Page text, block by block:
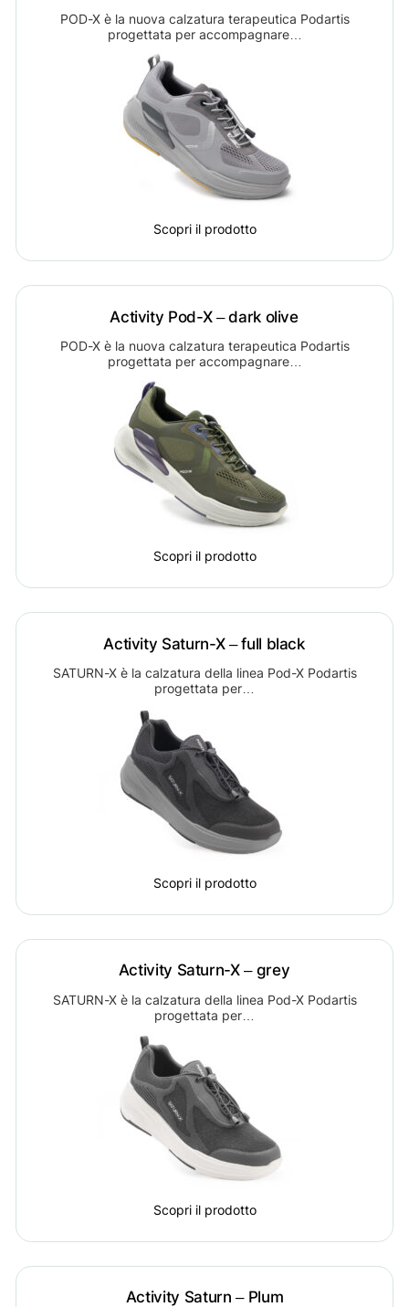
POD-X è la nuova calzatura terapeutica Podartis
progettata per accompagnare…
Scopri il prodotto
Activity Pod-X – dark olive
POD-X è la nuova calzatura terapeutica Podartis
progettata per accompagnare…
Scopri il prodotto
Activity Saturn-X – full black
SATURN-X è la calzatura della linea Pod-X Podartis
progettata per…
Scopri il prodotto
Activity Saturn-X – grey
SATURN-X è la calzatura della linea Pod-X Podartis
progettata per…
Scopri il prodotto
Activity Saturn – Plum